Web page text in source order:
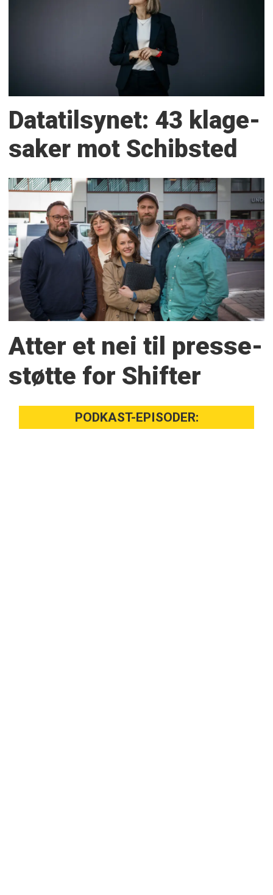
Datatilsynet: 43 klage­
saker mot Schibsted
Atter et nei til presse­
støtte for Shifter
PODKAST-EPISODER: